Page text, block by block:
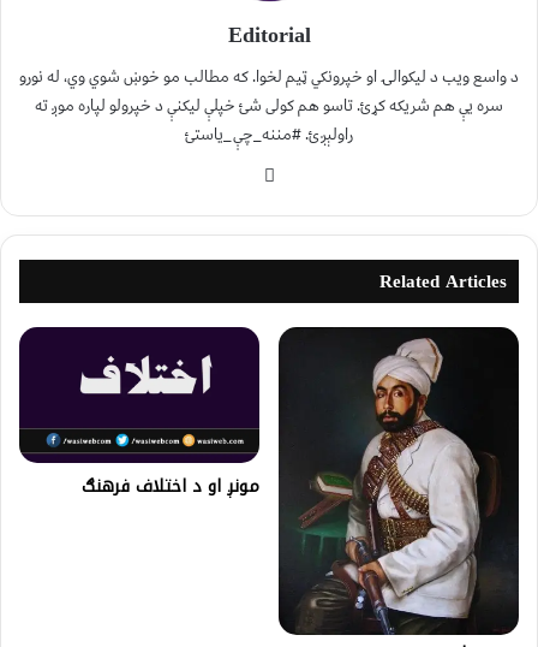
Editorial
د واسع ویب د لیکوالۍ او خپرونکي ټیم لخوا. که مطالب مو خوښ شوي وي، له نورو
سره یې هم شریکه کړئ. تاسو هم کولی شئ خپلې لیکنې د خپرولو لپاره موږ ته
راولېږئ. #مننه_چې_یاستئ
Related Articles
مونږ او د اختلاف فرهنګ